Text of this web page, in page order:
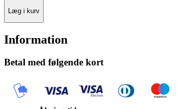
Læg i kurv
Information
Betal med følgende kort